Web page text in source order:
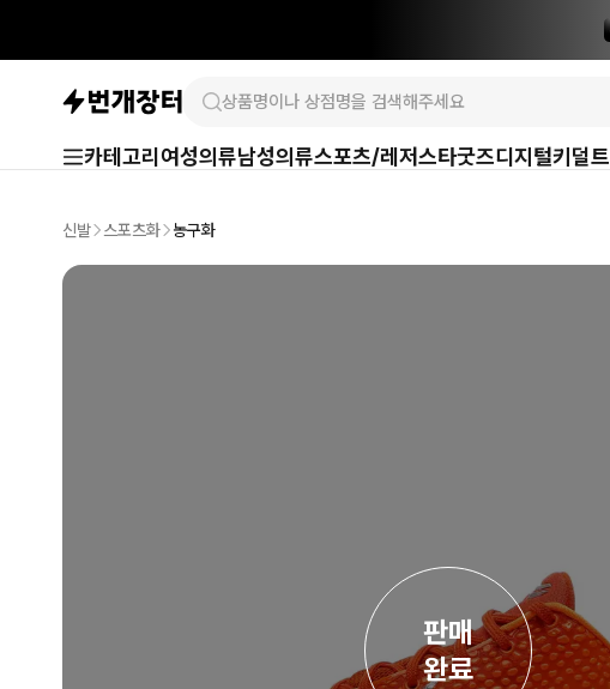
카테고리 여성의류남성의류스포츠/레저스타굿즈디지털키덜트
신발 스포츠화 농구화
판매
완료